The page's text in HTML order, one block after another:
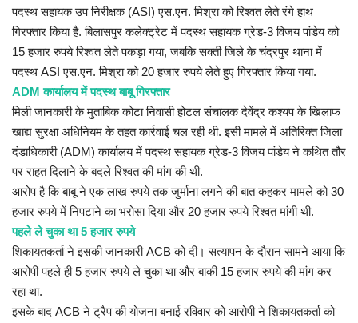
पदस्थ सहायक उप निरीक्षक (ASI) एस.एन. मिश्रा को रिश्वत लेते रंगे हाथ
गिरफ्तार किया है. बिलासपुर कलेक्ट्रेट में पदस्थ सहायक ग्रेड-3 विजय पांडेय को
15 हजार रुपये रिश्वत लेते पकड़ा गया, जबकि सक्ती जिले के चंद्रपुर थाना में
पदस्थ ASI एस.एन. मिश्रा को 20 हजार रुपये लेते हुए गिरफ्तार किया गया.
ADM कार्यालय में पदस्थ बाबू गिरफ्तार
मिली जानकारी के मुताबिक कोटा निवासी होटल संचालक देवेंद्र कश्यप के खिलाफ
खाद्य सुरक्षा अधिनियम के तहत कार्रवाई चल रही थी. इसी मामले में अतिरिक्त जिला
दंडाधिकारी (ADM) कार्यालय में पदस्थ सहायक ग्रेड-3 विजय पांडेय ने कथित तौर
पर राहत दिलाने के बदले रिश्वत की मांग की थी.
आरोप है कि बाबू ने एक लाख रुपये तक जुर्माना लगने की बात कहकर मामले को 30
हजार रुपये में निपटाने का भरोसा दिया और 20 हजार रुपये रिश्वत मांगी थी.
पहले ले चुका था 5 हजार रुपये
शिकायतकर्ता ने इसकी जानकारी ACB को दी। सत्यापन के दौरान सामने आया कि
आरोपी पहले ही 5 हजार रुपये ले चुका था और बाकी 15 हजार रुपये की मांग कर
रहा था.
इसके बाद ACB ने ट्रैप की योजना बनाई रविवार को आरोपी ने शिकायतकर्ता को